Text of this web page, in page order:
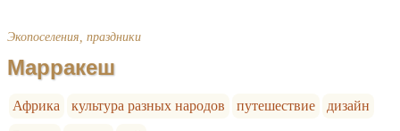
Экопоселения, праздники
Марракеш
Африка культура разных народов путешествие
дизайн